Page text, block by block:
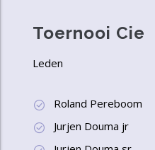
Toernooi Cie
Leden
Roland Pereboom
Jurjen Douma jr